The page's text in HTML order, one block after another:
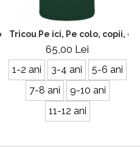
culoare bleumarin CRP27
Tricou Pe ici, Pe colo, copii,
65,00 Lei
1-2 ani 3-4 ani
5-6 ani
7-8 ani
9-10 ani
11-12 ani